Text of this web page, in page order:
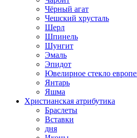
Чёрный агат
Чешский хрусталь
Шерл
Шпинель
Шунгит
Эмаль
Эпидот
Ювелирное стекло
Янтарь
Яшма
Христианская атрибутика
Браслеты
Вставки
дня